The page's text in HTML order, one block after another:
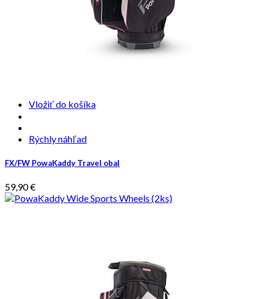
Vložiť do košíka
Rýchly náhľad
FX/FW PowaKaddy Travel obal
59,90 €